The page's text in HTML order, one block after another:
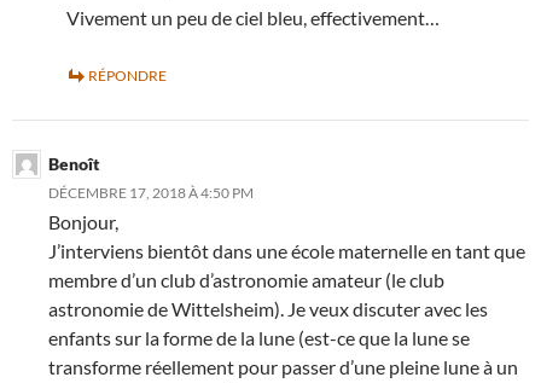
Vivement un peu de ciel bleu, effectivement…
RÉPONDRE
Benoît
DÉCEMBRE 17, 2018 À 4:50 PM
Bonjour,
J’interviens bientôt dans une école maternelle en tant que
membre d’un club d’astronomie amateur (le club
astronomie de Wittelsheim). Je veux discuter avec les
enfants sur la forme de la lune (est-ce que la lune se
transforme réellement pour passer d’une pleine lune à un